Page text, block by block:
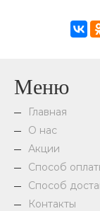
Меню
Главная
О нас
Акции
Способ
Способ
Контакты